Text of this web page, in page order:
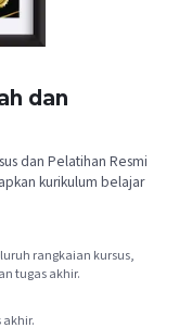
dan
dan Pelatihan Resmi
kurikulum belajar
rangkaian kursus,
tugas akhir.